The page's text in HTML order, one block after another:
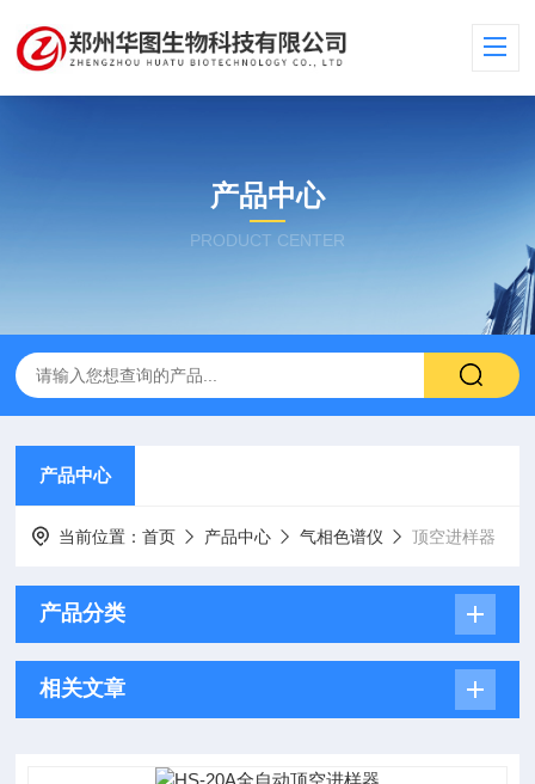
产品中心
PRODUCT CENTER
产品中心
当前位置：首页 产品中心 气相色谱仪 顶空进样器
产品分类
相关文章